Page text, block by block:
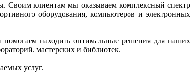
Своим клиентам мы оказываем комплексный спектр
оборудования, компьютеров и электронных
помогаем находить оптимальные решения для наших
мастерских и библиотек.
услуг.